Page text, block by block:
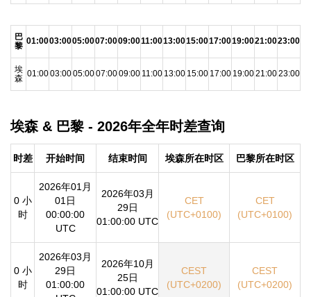
巴
黎 01:0003:0005:0007:0009:0011:0013:0015:0017:0019:0021:0023:00
埃
森 01:0003:0005:0007:0009:00 11:00 13:00 15:00 17:00 19:0021:0023:00
埃森 & 巴黎 - 2026年全年时差查询
时差 开始时间 结束时间 埃森所在时区 巴黎所在时区
0 小
时
2026年01月
01日
00:00:00
UTC
2026年03月
29日
01:00:00 UTC
CET
(UTC+0100)
CET
(UTC+0100)
0 小
时
2026年03月
29日
01:00:00
2026年10月
25日
01:00:00 UTC
CEST
(UTC+0200)
CEST
(UTC+0200)